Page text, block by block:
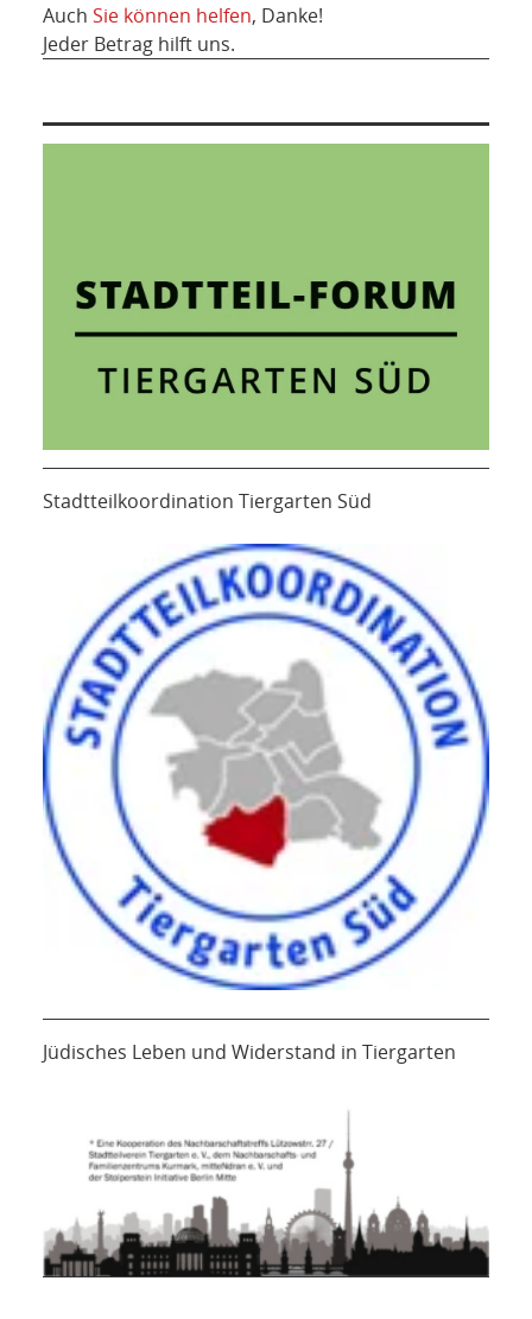
Auch Sie können helfen, Danke!
Jeder Betrag hilft uns.
Stadtteilkoordination Tiergarten Süd
Jüdisches Leben und Widerstand in Tiergarten